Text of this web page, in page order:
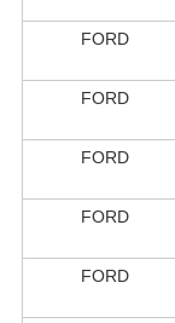
FORD
FORD
FORD
FORD
FORD